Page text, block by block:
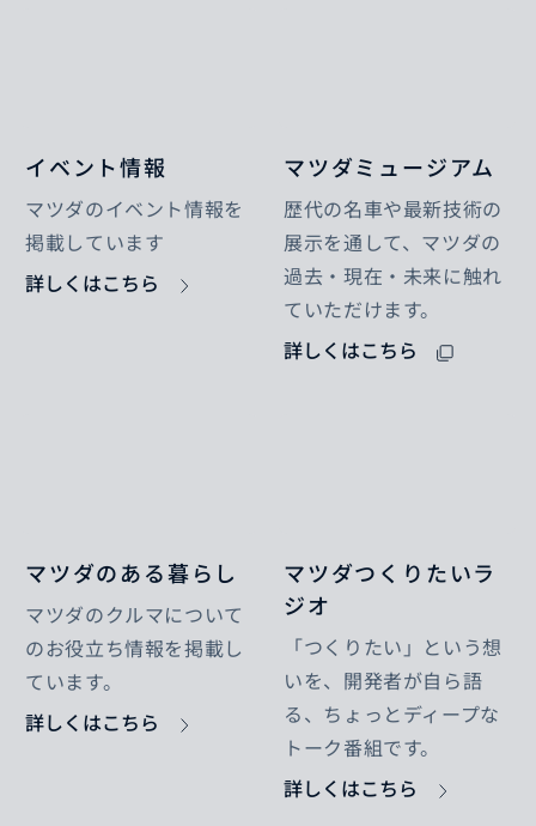
イベント情報
マツダのイベント情報を
掲載しています
詳しくはこちら
マツダミュージアム
歴代の名車や最新技術の
展示を通して、マツダの
過去・現在・未来に触れ
ていただけます。
詳しくはこちら
マツダのある暮らし
マツダのクルマについて
のお役立ち情報を掲載し
ています。
詳しくはこちら
マツダつくりたいラ
ジオ
「つくりたい」という想
いを、開発者が自ら語
る、ちょっとディープな
トーク番組です。
詳しくはこちら